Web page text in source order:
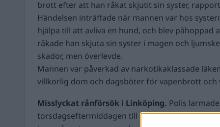
brott efter att han råkat skjutit sin syster,
Händelsen inträffade när mannen var hos
hjälpa till att avliva en hund, och blev påhoppad
råkade han skjuta sin syster i magen och
skador, men överlevde.
Mannen var påverkad av narkotikaklassade
villkorlig dom och dagsböter för vapenbrott och
Misslyckat rånförsök i Linköping. Polis
torsdagseftermiddagen till en restaurang i